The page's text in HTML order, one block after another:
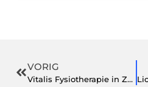
VORIG
Vitalis Fysiotherapie in Zuidveen: Uw Gezondheid Onze Prioriteit